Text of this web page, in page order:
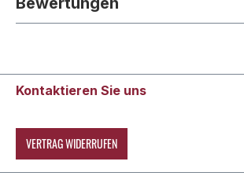
Kontaktieren Sie uns
VERTRAG WIDERRUFEN